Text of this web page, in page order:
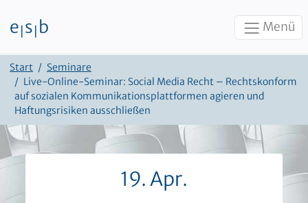
e s b Menü
Start
Seminare
Live-Online-Seminar: Social Media Recht – Rechtskonform
auf sozialen Kommunikationsplattformen agieren und
Haftungsrisiken ausschließen
19. Apr.